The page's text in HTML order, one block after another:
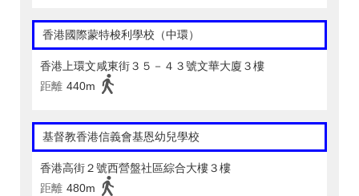
香港國際蒙特梭利學校（中環）
香港上環文咸東街３５－４３號文華大廈３樓
距離 440m
基督教香港信義會基恩幼兒學校
香港高街２號西營盤社區綜合大樓３樓
距離 480m